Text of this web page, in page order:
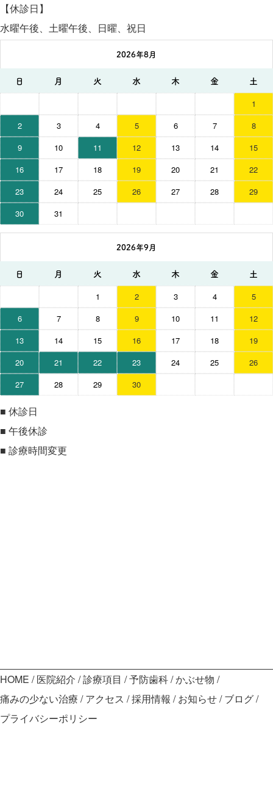
【休診日】
水曜午後、土曜午後、日曜、祝日
2026年8月
日 月 火 水 木 金 土
1
2
3 4 5 6 7
8
9
10 11 12 13 14
15
16
17 18 19 20 21
22
23
24 25 26 27 28
29
30
31
2026年9月
日 月 火 水 木 金 土
1 2 3 4
5
6
7 8 9 10 11
12
13
14 15 16 17 18
19
20
21 22 23 24 25
26
27
28 29 30
■ 休診日
■ 午後休診
■ 診療時間変更
HOME 医院紹介 診療項目 予防歯科 かぶせ物
痛みの少ない治療
アクセス 採用情報 お知らせ ブログ
プライバシーポリシー